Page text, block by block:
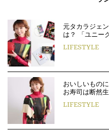
元タカラジェ
は？ 「ユニー
LIFESTYLE
おいしいもの
お寿司は断然
LIFESTYLE